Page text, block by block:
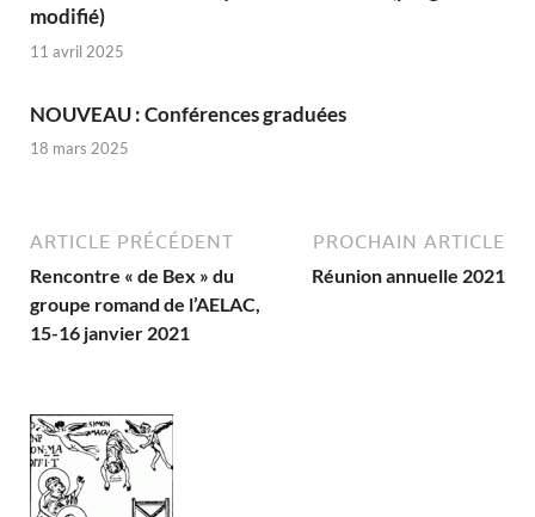
modifié)
11 avril 2025
NOUVEAU : Conférences graduées
18 mars 2025
ARTICLE PRÉCÉDENT
Rencontre « de Bex » du
groupe romand de l’AELAC,
15-16 janvier 2021
PROCHAIN ARTICLE
Réunion annuelle 2021